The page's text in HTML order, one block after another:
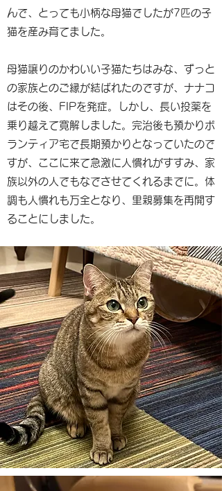
んで、とっても小柄な母猫でしたが7匹の子
猫を産み育てました。
母猫譲りのかわいい子猫たちはみな、ずっと
の家族とのご縁が結ばれたのですが、ナナコ
はその後、FIPを発症。しかし、長い投薬を
乗り越えて寛解しました。完治後も預かりボ
ランティア宅で長期預かりとなっていたので
すが、ここに来て急激に人慣れがすすみ、家
族以外の人でもなでさせてくれるまでに。体
調も人慣れも万全となり、里親募集を再開す
ることにしました。